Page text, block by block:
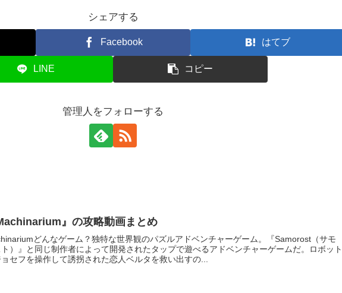
シェアする
Facebook はてブ
LINE コピー
管理人をフォローする
』の攻略動画まとめ
どんなゲーム？独特な世界観のパズルアドベンチャーゲーム。『Samorost（サモ
ト）』と同じ制作者によって開発されたタップで遊べるアドベンチャーゲームだ。ロボット
セフを操作して誘拐された恋人ベルタを救い出すの...